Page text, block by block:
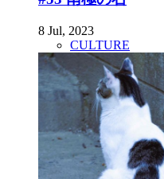
8 Jul, 2023
CULTURE